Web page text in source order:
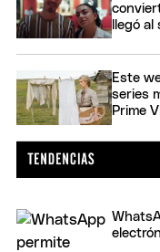
llegó
Este
series
Prime